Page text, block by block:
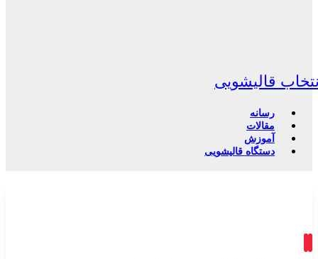
قالیشویی
رسانه
مقالات
آموزش
دستگاه قالیشویی